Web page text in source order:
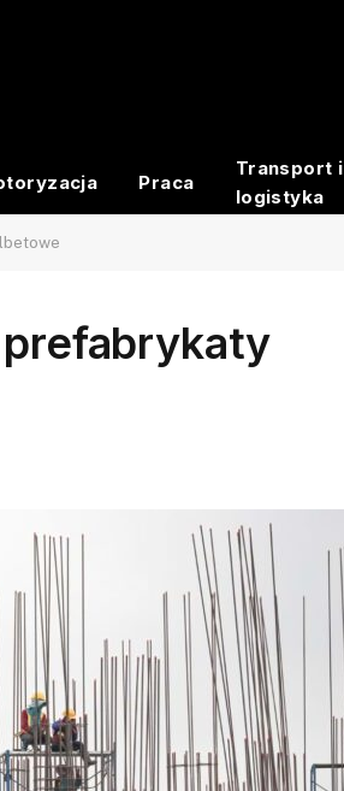
Praca
Transport i
logistyka
prefabrykaty